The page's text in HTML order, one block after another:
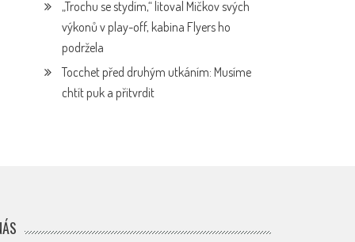
„Trochu se stydím,“ litoval Mičkov svých
výkonů v play-off, kabina Flyers ho
podržela
Tocchet před druhým utkáním: Musíme
chtít puk a přitvrdit